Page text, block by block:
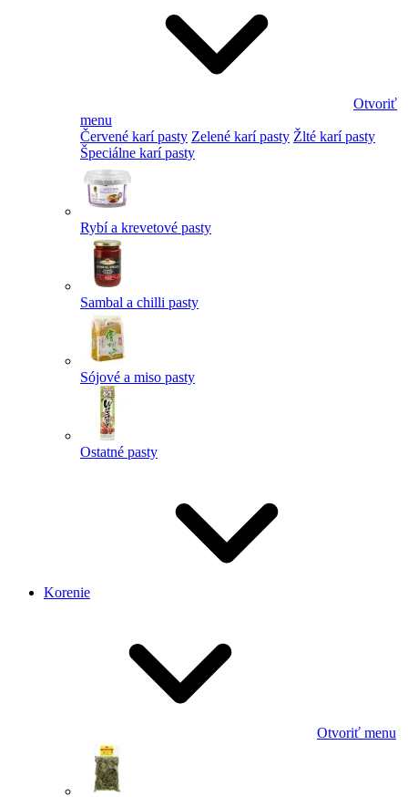
Otvoriť
menu
Červené karí pasty Zelené karí pasty Žlté karí pasty
Špeciálne karí pasty
Rybí a krevetové pasty
Sambal a chilli pasty
Sójové a miso pasty
Ostatné pasty
Korenie
Otvoriť menu